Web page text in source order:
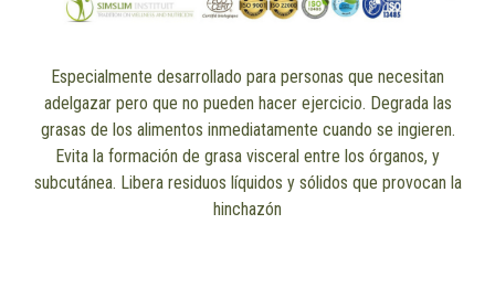
Especialmente desarrollado para personas que necesitan
adelgazar pero que no pueden hacer ejercicio. Degrada las
grasas de los alimentos inmediatamente cuando se ingieren.
Evita la formación de grasa visceral entre los órganos, y
subcutánea. Libera residuos líquidos y sólidos que provocan la
hinchazón